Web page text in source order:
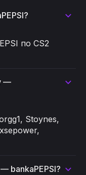
по CS2
—
Stoynes,
bankaPEPSI?